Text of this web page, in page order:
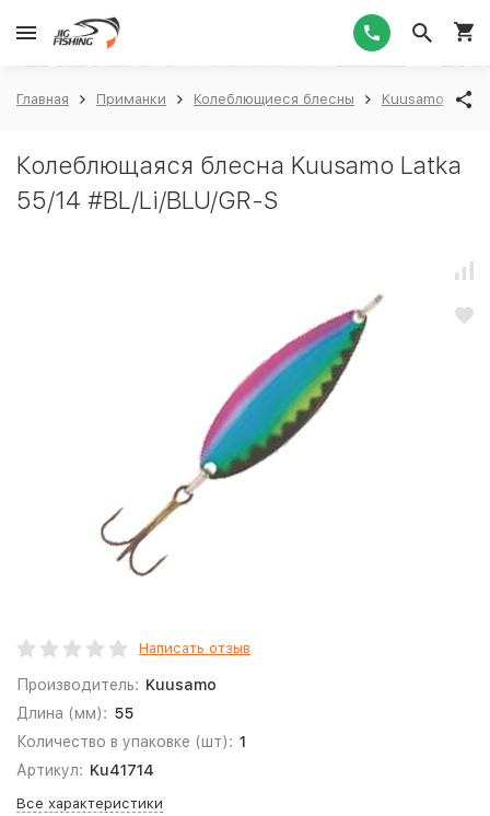
Главная Приманки Колеблющиеся блесны Kuusamo
Колеблющаяся блесна Kuusamo Latka
55/14 #BL/Li/BLU/GR-S
Написать отзыв
Производитель: Kuusamo
Длина (мм): 55
Количество в упаковке (шт): 1
Артикул: Ku41714
Все характеристики